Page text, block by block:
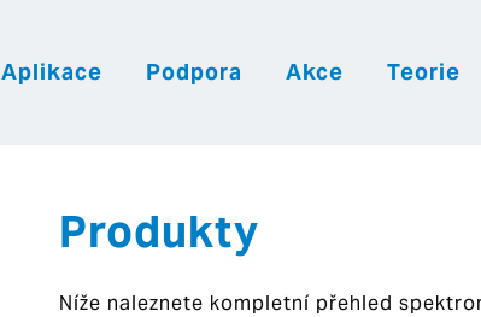
Aplikace Podpora Akce Teorie
Produkty
Níže naleznete kompletní přehled